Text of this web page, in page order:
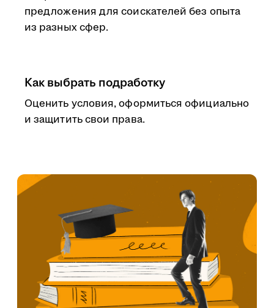
предложения для соискателей без опыта
из разных сфер.
Как выбрать подработку
Оценить условия, оформиться официально
и защитить свои права.